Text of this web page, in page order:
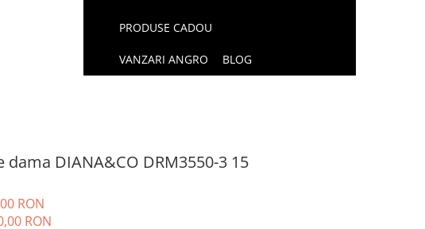
PRODUSE CADOU
VANZARI ANGRO BLOG
dama DIANA&CO DRM3550-3 15
RON
RON